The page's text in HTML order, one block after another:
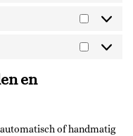
en
of handmatig